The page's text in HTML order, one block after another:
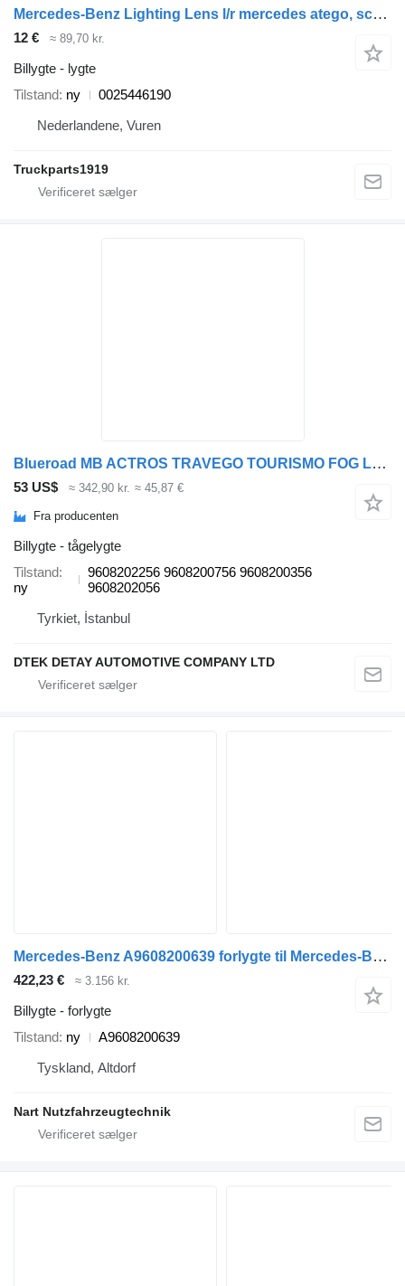
Mercedes-Benz Lighting Lens l/r mercedes atego, scani 0025446190 lygte til lastbil
12 € ≈ 89,70 kr.
Billygte - lygte
Tilstand ny
0025446190
Nederlandene, Vuren
Truckparts1919
Blueroad MB ACTROS TRAVEGO TOURISMO FOG LAMP 9608202256 tågelygte til Mercedes-Benz ACTROS lastbil
53 US$ ≈ 342,90 kr. ≈ 45,87 €
Fra producenten
Billygte - tågelygte
Tilstand
ny
9608202256 9608200756 9608200356
9608202056
Tyrkiet, İstanbul
DTEK DETAY AUTOMOTIVE COMPANY LTD
Mercedes-Benz A9608200639 forlygte til Mercedes-Benz Actros MP4 lastbil
422,23 € ≈ 3.156 kr.
Billygte - forlygte
Tilstand ny
A9608200639
Tyskland, Altdorf
Nart Nutzfahrzeugtechnik